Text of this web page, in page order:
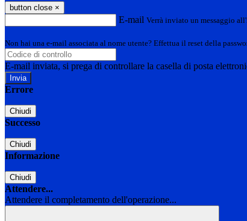
button close ×
E-mail Verrà inviato un messaggio
Non hai una e-mail associata al nome utente? Effettua il reset della
E-mail inviata, si prega di controllare la casella di posta
Errore
Chiudi
Successo
Chiudi
Informazione
Chiudi
Attendere...
Attendere il completamento dell'operazione...